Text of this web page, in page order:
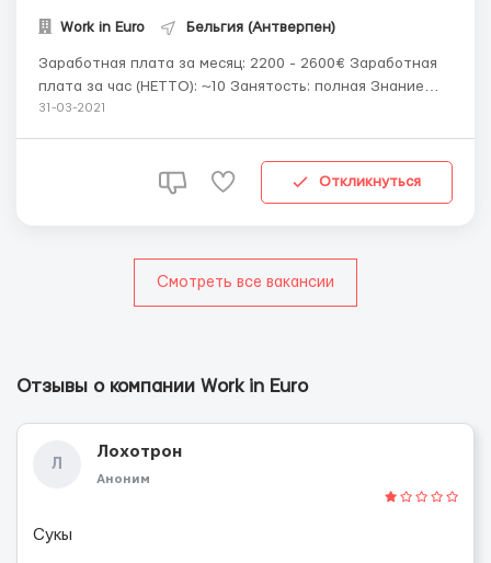
Work in Euro Бельгия (Антверпен)
Заработная плата за месяц: 2200 - 2600€ Заработная
плата за час (НЕТТО): ~10 Занятость: полная Знание
языка: не обязательно Проживание: бесплатно
клинкер,только по польским рабочим визам и по биом...
31-03-2021
Откликнуться
Смотреть все вакансии
Отзывы о компании Work in Euro
Л
Лохотрон
Аноним
Сукы